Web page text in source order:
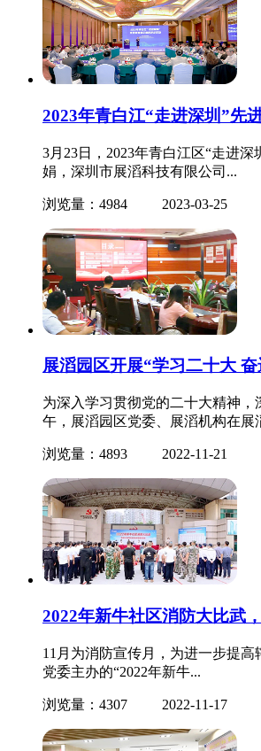
2023年青白江“走进深圳”先
3月23日，2023年青白江区“走进
娟，深圳市展滔科技有限公司...
浏览量：4984 2023-03-25
展滔园区开展“学习二十大
为深入学习贯彻党的二十大精神
午，展滔园区党委、展滔机构在展
浏览量：4893 2022-11-21
2022年新牛社区消防大比武
11月为消防宣传月，为进一步提
党委主办的“2022年新牛...
浏览量：4307 2022-11-17